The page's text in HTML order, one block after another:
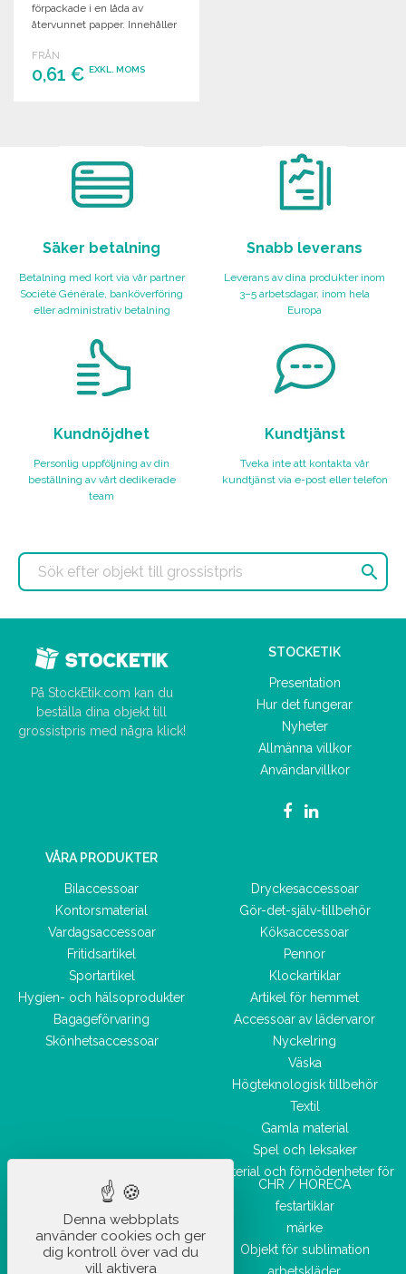
förpackade i en låda av
återvunnet papper. Innehåller
FRÅN
0,61 € EXKL. MOMS
Säker betalning
Betalning med kort via vår partner
Société Générale, banköverföring
eller administrativ betalning
Snabb leverans
Leverans av dina produkter inom
3–5 arbetsdagar, inom hela
Europa
Kundnöjdhet
Personlig uppföljning av din
beställning av vårt dedikerade
team
Kundtjänst
Tveka inte att kontakta vår
kundtjänst via e-post eller telefon

På StockEtik.com kan du
beställa dina objekt till
grossistpris med några klick!
STOCKETIK
Presentation
Hur det fungerar
Nyheter
Allmänna villkor
Användarvillkor
VÅRA PRODUKTER
Bilaccessoar
Kontorsmaterial
Vardagsaccessoar
Fritidsartikel
Sportartikel
Hygien- och hälsoprodukter
Bagageförvaring
Skönhetsaccessoar
Dryckesaccessoar
Gör-det-själv-tillbehör
Köksaccessoar
Pennor
Klockartiklar
Artikel för hemmet
Accessoar av lädervaror
Nyckelring
Väska
Högteknologisk tillbehör
Textil
Gamla material
Spel och leksaker
Material och förnödenheter för
CHR / HORECA
festartiklar
märke
Objekt för sublimation
Denna webbplats
använder cookies och ger
dig kontroll över vad du
vill aktivera